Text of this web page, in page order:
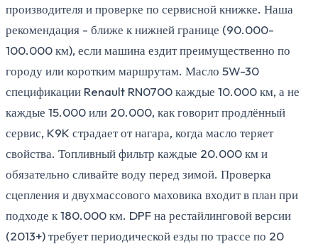
производителя и проверке по сервисной книжке. Наша
рекомендация - ближе к нижней границе (90.000-
100.000 км), если машина ездит преимущественно по
городу или коротким маршрутам. Масло 5W-30
спецификации Renault RN0700 каждые 10.000 км, а не
каждые 15.000 или 20.000, как говорит продлённый
сервис, K9K страдает от нагара, когда масло теряет
свойства. Топливный фильтр каждые 20.000 км и
обязательно сливайте воду перед зимой. Проверка
сцепления и двухмассового маховика входит в план при
подходе к 180.000 км. DPF на рестайлинговой версии
(2013+) требует периодической езды по трассе по 20